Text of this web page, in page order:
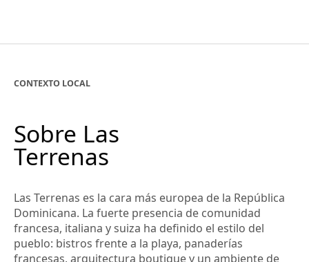
CONTEXTO LOCAL
Sobre Las
Terrenas
Las Terrenas es la cara más europea de la República
Dominicana. La fuerte presencia de comunidad
francesa, italiana y suiza ha definido el estilo del
pueblo: bistros frente a la playa, panaderías
francesas, arquitectura boutique y un ambiente de